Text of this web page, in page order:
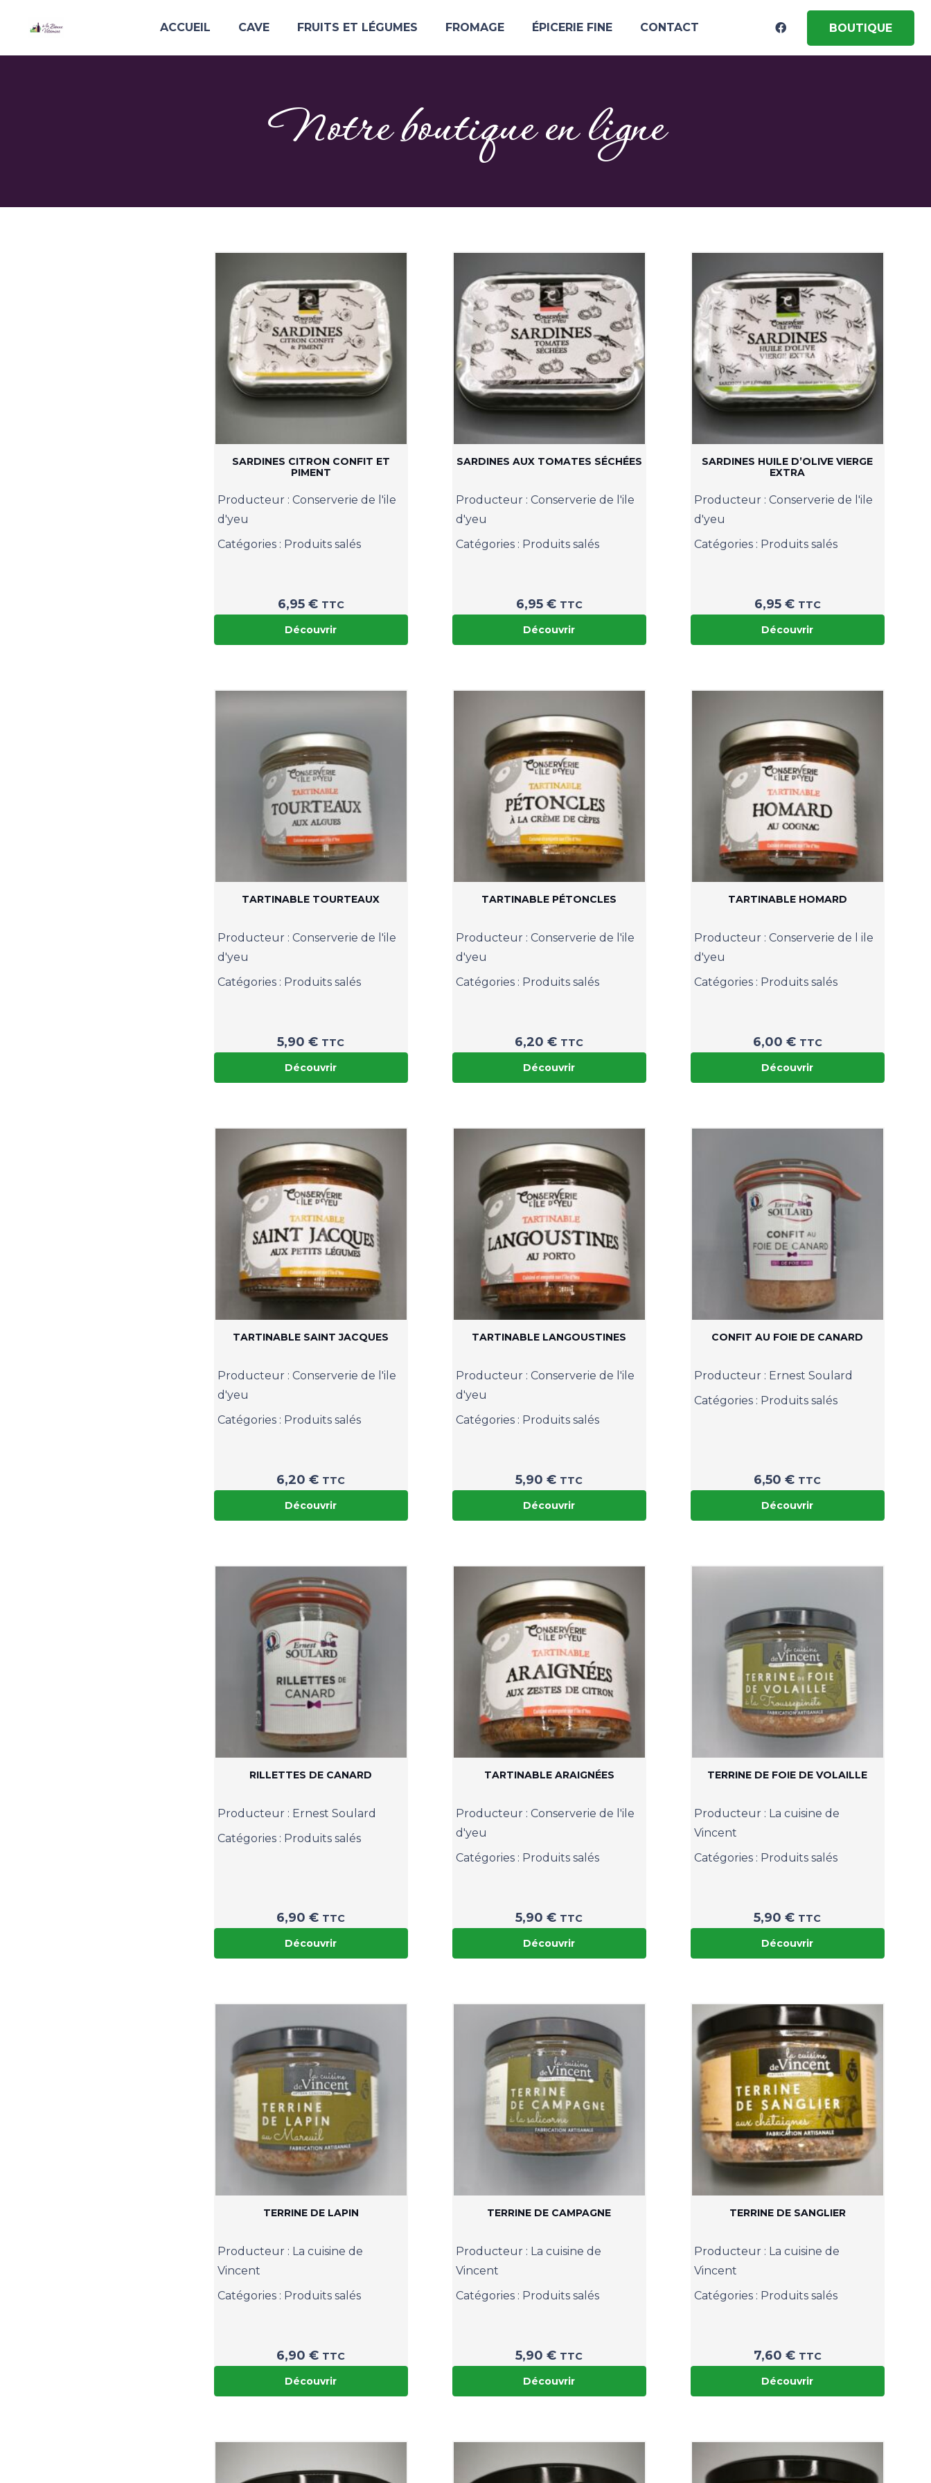
ACCUEIL CAVE FRUITS ET LÉGUMES FROMAGE ÉPICERIE FINE CONTACT BOUTIQUE
Notre boutique en ligne
SARDINES CITRON CONFIT ET
PIMENT
Producteur : Conserverie de l'ile
d'yeu
Catégories : Produits salés
6,95 € TTC
Découvrir
SARDINES AUX TOMATES SÉCHÉES
Producteur : Conserverie de l'ile
d'yeu
Catégories : Produits salés
6,95 € TTC
Découvrir
SARDINES HUILE D’OLIVE VIERGE
EXTRA
Producteur : Conserverie de l'ile
d'yeu
Catégories : Produits salés
6,95 € TTC
Découvrir
TARTINABLE TOURTEAUX
Producteur : Conserverie de l'ile
d'yeu
Catégories : Produits salés
5,90€ TTC
Découvrir
TARTINABLE PÉTONCLES
Producteur : Conserverie de l'ile
d'yeu
Catégories : Produits salés
6,20€ TTC
Découvrir
TARTINABLE HOMARD
Producteur : Conserverie de l ile
d'yeu
Catégories : Produits salés
6,00 € TTC
Découvrir
TARTINABLE SAINT JACQUES
Producteur : Conserverie de l'ile
d'yeu
Catégories : Produits salés
6,20€ TTC
Découvrir
TARTINABLE LANGOUSTINES
Producteur : Conserverie de l'ile
d'yeu
Catégories : Produits salés
5,90€ TTC
Découvrir
CONFIT AU FOIE DE CANARD
Producteur : Ernest Soulard
Catégories : Produits salés
6,50€ TTC
Découvrir
RILLETTES DE CANARD
Producteur : Ernest Soulard
Catégories : Produits salés
6,90€ TTC
Découvrir
TARTINABLE ARAIGNÉES
Producteur : Conserverie de l'ile
d'yeu
Catégories : Produits salés
5,90€ TTC
Découvrir
TERRINE DE FOIE DE VOLAILLE
Producteur : La cuisine de
Vincent
Catégories : Produits salés
5,90€ TTC
Découvrir
TERRINE DE LAPIN
Producteur : La cuisine de
Vincent
Catégories : Produits salés
6,90€ TTC
Découvrir
TERRINE DE CAMPAGNE
Producteur : La cuisine de
Vincent
Catégories : Produits salés
5,90€ TTC
Découvrir
TERRINE DE SANGLIER
Producteur : La cuisine de
Vincent
Catégories : Produits salés
7,60 € TTC
Découvrir